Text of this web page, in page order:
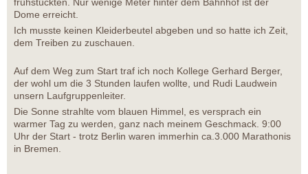
frühstückten. Nur wenige Meter hinter dem Bahnhof ist der
Dome erreicht.
Ich musste keinen Kleiderbeutel abgeben und so hatte ich Zeit,
dem Treiben zu zuschauen.
Auf dem Weg zum Start traf ich noch Kollege Gerhard Berger,
der wohl um die 3 Stunden laufen wollte, und Rudi Laudwein
unsern Laufgruppenleiter.
Die Sonne strahlte vom blauen Himmel, es versprach ein
warmer Tag zu werden, ganz nach meinem Geschmack. 9:00
Uhr der Start - trotz Berlin waren immerhin ca.3.000 Marathonis
in Bremen.